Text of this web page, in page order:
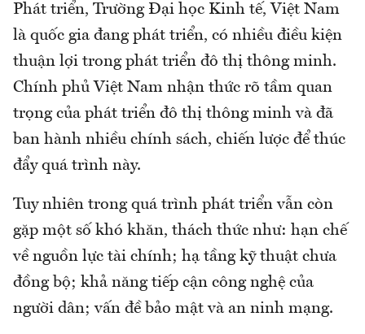
Phát triển, Trường Đại học Kinh tế, Việt Nam
là quốc gia đang phát triển, có nhiều điều kiện
thuận lợi trong phát triển đô thị thông minh.
Chính phủ Việt Nam nhận thức rõ tầm quan
trọng của phát triển đô thị thông minh và đã
ban hành nhiều chính sách, chiến lược để thúc
đẩy quá trình này.
Tuy nhiên trong quá trình phát triển vẫn còn
gặp một số khó khăn, thách thức như: hạn chế
về nguồn lực tài chính; hạ tầng kỹ thuật chưa
đồng bộ; khả năng tiếp cận công nghệ của
người dân; vấn đề bảo mật và an ninh mạng.